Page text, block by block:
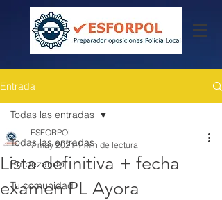
Entrada
Todas las entradas
Empezando
Tu comunidad
Todas las entradas
Lista definitiva + fecha
examen PL Ayora
ESFORPOL
7 may 2021 1 min de lectura